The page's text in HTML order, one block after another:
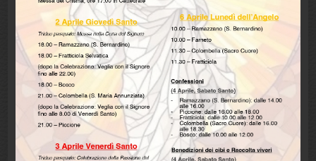
Marzo 2024 (1)
Febbraio 2024(1)
Dicembre 2023(1)
Ottobre 2023(1)
Maggio 2023(1)
Marzo 2023(1)